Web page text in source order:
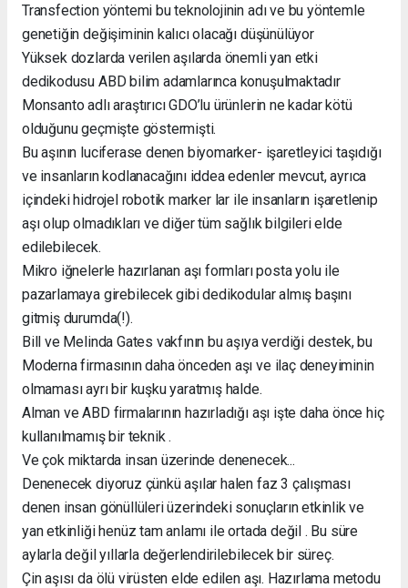
Transfection yöntemi bu teknolojinin adı ve bu yöntemle
genetiğin değişiminin kalıcı olacağı düşünülüyor
Yüksek dozlarda verilen aşılarda önemli yan etki
dedikodusu ABD bilim adamlarınca konuşulmaktadır
Monsanto adlı araştırıcı GDO’lu ürünlerin ne kadar kötü
olduğunu geçmişte göstermişti.
Bu aşının luciferase denen biyomarker- işaretleyici taşıdığı
ve insanların kodlanacağını iddea edenler mevcut, ayrıca
içindeki hidrojel robotik marker lar ile insanların işaretlenip
aşı olup olmadıkları ve diğer tüm sağlık bilgileri elde
edilebilecek.
Mikro iğnelerle hazırlanan aşı formları posta yolu ile
pazarlamaya girebilecek gibi dedikodular almış başını
gitmiş durumda(!).
Bill ve Melinda Gates vakfının bu aşıya verdiği destek, bu
Moderna firmasının daha önceden aşı ve ilaç deneyiminin
olmaması ayrı bir kuşku yaratmış halde.
Alman ve ABD firmalarının hazırladığı aşı işte daha önce hiç
kullanılmamış bir teknik .
Ve çok miktarda insan üzerinde denenecek...
Denenecek diyoruz çünkü aşılar halen faz 3 çalışması
denen insan gönüllüleri üzerindeki sonuçların etkinlik ve
yan etkinliği henüz tam anlamı ile ortada değil . Bu süre
aylarla değil yıllarla değerlendirilebilecek bir süreç.
Çin aşısı da ölü virüsten elde edilen aşı. Hazırlama metodu